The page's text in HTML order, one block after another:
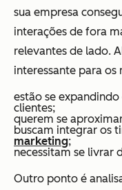
sua empresa
interações de fora
relevantes de lado.
interessante para os
estão se
clientes;
querem se
buscam integrar os
marketing;
necessitam se livrar
Outro ponto é